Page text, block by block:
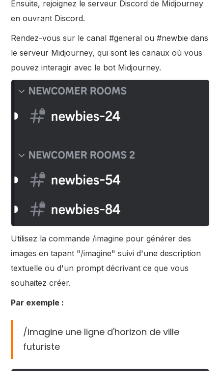
Ensuite, rejoignez le serveur Discord de Midjourney
en ouvrant Discord.
Rendez-vous sur le canal #general ou #newbie dans
le serveur Midjourney, qui sont les canaux où vous
pouvez interagir avec le bot Midjourney.
Utilisez la commande /imagine pour générer des
images en tapant "/imagine" suivi d'une description
textuelle ou d'un prompt décrivant ce que vous
souhaitez créer.
Par exemple :
/imagine une ligne d'horizon de ville
futuriste